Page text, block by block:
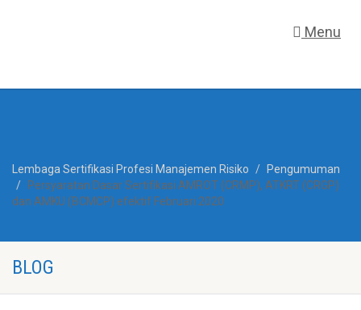
Menu
Lembaga Sertifikasi Profesi Manajemen Risiko
Pengumuman
Persyaratan Dasar Sertifikasi AMROT (CRMP), ATKRT (CRGP)
dan AMKU (BCMCP) efektif Februari 2020
BLOG